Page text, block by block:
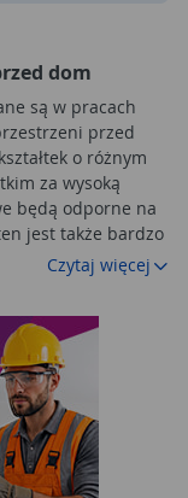
dom
są w pracach
przed
o różnym
za wysoką
będą odporne na
jest także bardzo
Właściwie
estetycznie
o różnym
domu.
wszystkim
Dzięki nim suchą
do budynku
Czytaj więcej